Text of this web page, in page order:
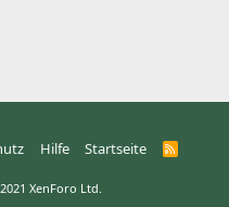
Hilfe Startseite
R
XenForo Ltd.